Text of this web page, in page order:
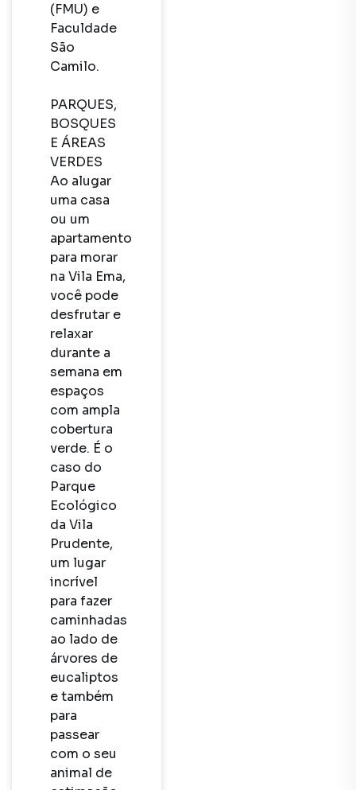
(FMU) e
Faculdade
São
Camilo.
PARQUES,
BOSQUES
E ÁREAS
VERDES
Ao alugar
uma casa
ou um
apartamento
para morar
na Vila Ema,
você pode
desfrutar e
relaxar
durante a
semana em
espaços
com ampla
cobertura
verde. É o
caso do
Parque
Ecológico
da Vila
Prudente,
um lugar
incrível
para fazer
caminhadas
ao lado de
árvores de
eucaliptos
e também
para
passear
com o seu
animal de